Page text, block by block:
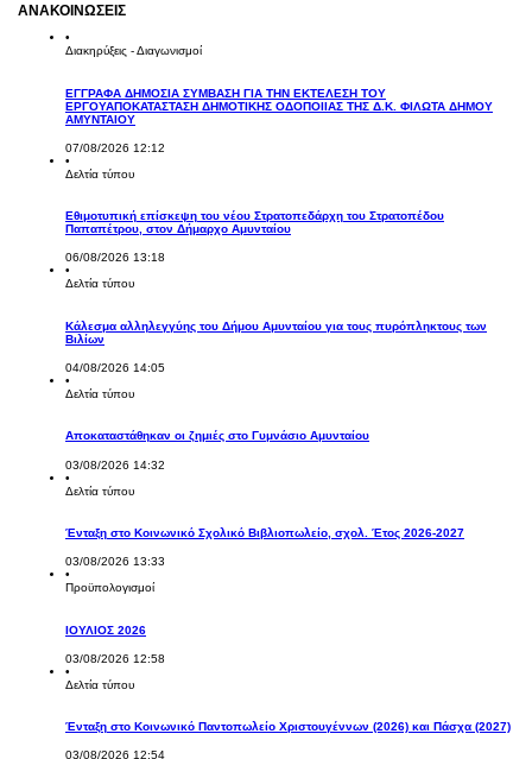
ΑΝΑΚΟΙΝΩΣΕΙΣ
•
Διακηρύξεις - Διαγωνισμοί
ΕΓΓΡΑΦΑ ΔΗΜΟΣΙΑ ΣΥΜΒΑΣΗ ΓΙΑ ΤΗΝ ΕΚΤΕΛΕΣΗ ΤΟΥ
ΕΡΓΟΥΑΠΟΚΑΤΑΣΤΑΣΗ ΔΗΜΟΤΙΚΗΣ ΟΔΟΠΟΙΙΑΣ ΤΗΣ Δ.Κ. ΦΙΛΩΤΑ ΔΗΜΟΥ
ΑΜΥΝΤΑΙΟΥ
07/08/2026 12:12
•
Δελτία τύπου
Εθιμοτυπική επίσκεψη του νέου Στρατοπεδάρχη του Στρατοπέδου
Παπαπέτρου, στον Δήμαρχο Αμυνταίου
06/08/2026 13:18
•
Δελτία τύπου
Κάλεσμα αλληλεγγύης του Δήμου Αμυνταίου για τους πυρόπληκτους των
Βιλίων
04/08/2026 14:05
•
Δελτία τύπου
Αποκαταστάθηκαν οι ζημιές στο Γυμνάσιο Αμυνταίου
03/08/2026 14:32
•
Δελτία τύπου
Ένταξη στο Κοινωνικό Σχολικό Βιβλιοπωλείο, σχολ. Έτος 2026-2027
03/08/2026 13:33
•
Προϋπολογισμοί
ΙΟΥΛΙΟΣ 2026
03/08/2026 12:58
•
Δελτία τύπου
Ένταξη στο Κοινωνικό Παντοπωλείο Χριστουγέννων (2026) και Πάσχα (2027)
03/08/2026 12:54